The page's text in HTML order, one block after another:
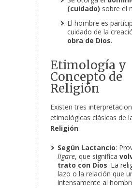
(cuidado) sobre el
El hombre es
cuidado de la
obra de Dios.
Etimología y
Concepto de
Religión
Existen tres
etimológicas clásicas de
Religión:
Según Lactancio:
ligare, que significa
trato con Dios. La
lazo o la relación que
intensamente al